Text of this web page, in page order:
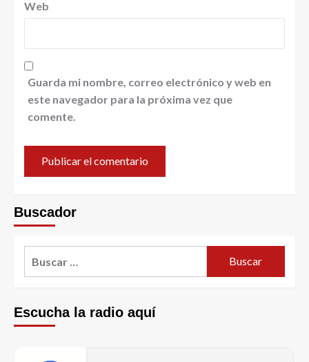
Web
Guarda mi nombre, correo electrónico y web en
este navegador para la próxima vez que
comente.
Buscador
Escucha la radio aquí